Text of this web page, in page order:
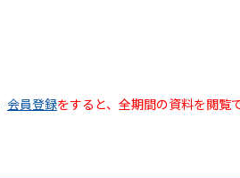
会員登録をすると、全期間の資料を閲覧